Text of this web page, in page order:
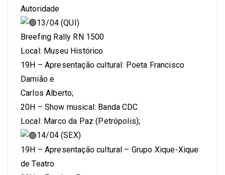
Autoridade
13/04 (QUI)
Breefing Rally RN 1500
Local: Museu Histórico
19H – Apresentação cultural: Poeta Francisco
Damião e
Carlos Alberto;
20H – Show musical: Banda CDC
Local: Marco da Paz (Petrópolis);
14/04 (SEX)
19H – Apresentação cultural – Grupo Xique-Xique
de Teatro